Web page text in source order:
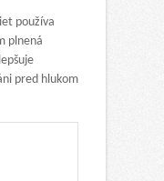
používa
plnená
pred hlukom